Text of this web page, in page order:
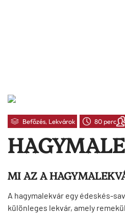
Befőzés, Lekvárok 80 perc
MI AZ A
A hagymalekvár egy édeskés-
különleges lekvár, amely